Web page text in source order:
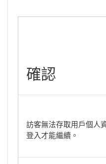
確認
訪客無法存取用戶個人
登入才能繼續。